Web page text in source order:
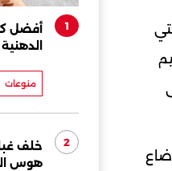
1
أفضل
الدهنية
منوعات
2
خلف
هوس